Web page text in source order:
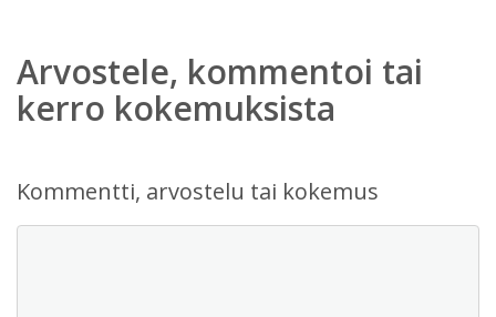
Arvostele, kommentoi tai
kerro kokemuksista
Kommentti, arvostelu tai kokemus